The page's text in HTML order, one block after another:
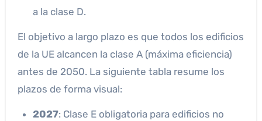
a la clase D.
El objetivo a largo plazo es que todos los edificios
de la UE alcancen la clase A (máxima eficiencia)
antes de 2050. La siguiente tabla resume los
plazos de forma visual:
2027: Clase E obligatoria para edificios no